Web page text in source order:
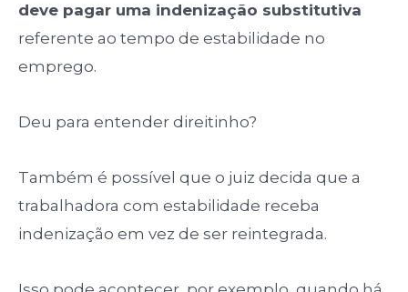
deve pagar uma indenização substitutiva
referente ao tempo de estabilidade no
emprego.
Deu para entender direitinho?
Também é possível que o juiz decida que a
trabalhadora com estabilidade receba
indenização em vez de ser reintegrada.